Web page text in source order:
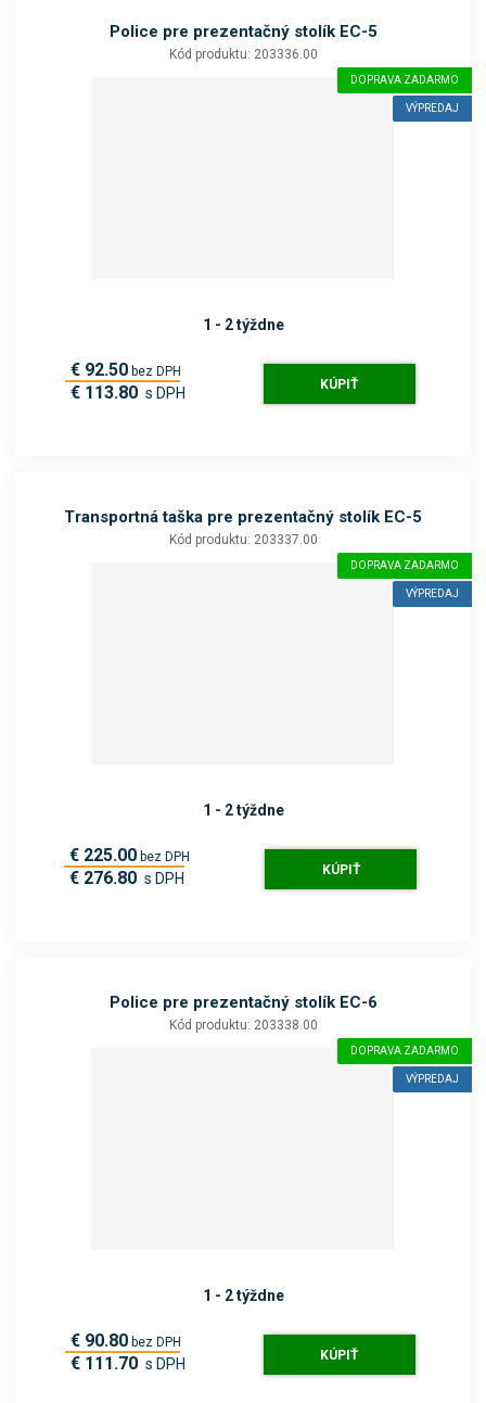
Police pre prezentačný stolík EC-5
Kód produktu: 203336.00
DOPRAVA ZADARMO
VÝPREDAJ
1 - 2 týždne
€ 92.50 bez DPH
€ 113.80 s DPH KÚPIŤ
Transportná taška pre prezentačný stolík EC-5
Kód produktu: 203337.00
DOPRAVA ZADARMO
VÝPREDAJ
1 - 2 týždne
€ 225.00 bez DPH
€ 276.80 s DPH KÚPIŤ
Police pre prezentačný stolík EC-6
Kód produktu: 203338.00
DOPRAVA ZADARMO
VÝPREDAJ
1 - 2 týždne
€ 90.80 bez DPH
€ 111.70 s DPH KÚPIŤ